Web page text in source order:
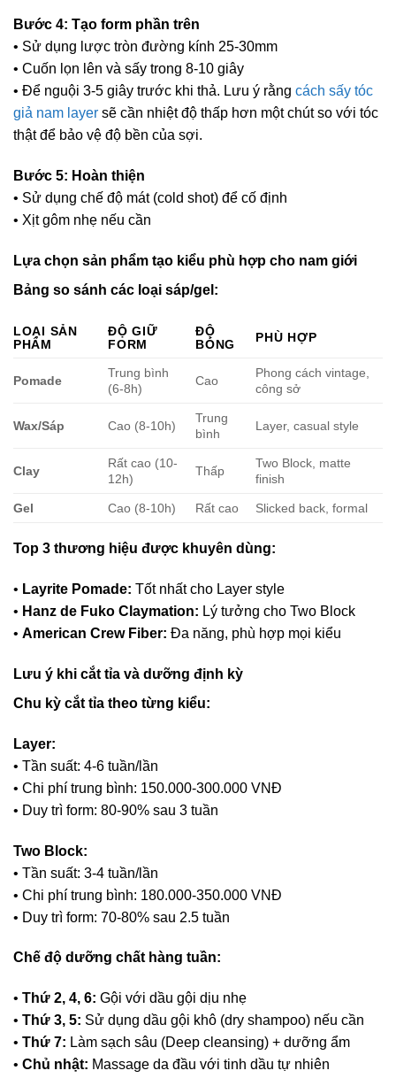
Bước 4: Tạo form phần trên
• Sử dụng lược tròn đường kính 25-30mm
• Cuốn lọn lên và sấy trong 8-10 giây
• Để nguội 3-5 giây trước khi thả. Lưu ý rằng cách sấy tóc
giả nam layer sẽ cần nhiệt độ thấp hơn một chút so với tóc
thật để bảo vệ độ bền của sợi.
Bước 5: Hoàn thiện
• Sử dụng chế độ mát (cold shot) để cố định
• Xịt gôm nhẹ nếu cần
Lựa chọn sản phẩm tạo kiểu phù hợp cho nam giới
Bảng so sánh các loại sáp/gel:
LOẠI SẢN
PHẨM
ĐỘ GIỮ
FORM
ĐỘ
BÓNG
PHÙ HỢP
Pomade
Trung bình
(6-8h)
Cao
Phong cách vintage,
công sở
Wax/Sáp Cao (8-10h)
Trung
bình
Layer, casual style
Clay
Rất cao (10-
12h)
Thấp
Two Block, matte
finish
Gel Cao (8-10h) Rất cao Slicked back, formal
Top 3 thương hiệu được khuyên dùng:
• Layrite Pomade: Tốt nhất cho Layer style
• Hanz de Fuko Claymation: Lý tưởng cho Two Block
• American Crew Fiber: Đa năng, phù hợp mọi kiểu
Lưu ý khi cắt tỉa và dưỡng định kỳ
Chu kỳ cắt tỉa theo từng kiểu:
Layer:
• Tần suất: 4-6 tuần/lần
• Chi phí trung bình: 150.000-300.000 VNĐ
• Duy trì form: 80-90% sau 3 tuần
Two Block:
• Tần suất: 3-4 tuần/lần
• Chi phí trung bình: 180.000-350.000 VNĐ
• Duy trì form: 70-80% sau 2.5 tuần
Chế độ dưỡng chất hàng tuần:
• Thứ 2, 4, 6: Gội với dầu gội dịu nhẹ
• Thứ 3, 5: Sử dụng dầu gội khô (dry shampoo) nếu cần
• Thứ 7: Làm sạch sâu (Deep cleansing) + dưỡng ẩm
• Chủ nhật: Massage da đầu với tinh dầu tự nhiên